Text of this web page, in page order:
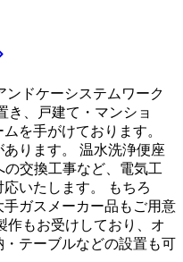
ンドケーシステムワーク
き、戸建て・マンショ
を手がけております。
ります。 温水洗浄便座
交換工事など、電気工
いたします。 もちろ
ガスメーカー品もご用意
作もお受けしており、オ
テーブルなどの設置も可